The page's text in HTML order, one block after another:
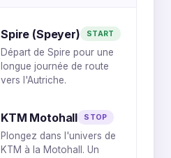
Spire (Speyer) START
Départ de Spire pour une
longue journée de route
vers l'Autriche.
KTM Motohall STOP
Plongez dans l'univers de
KTM à la Motohall. Un